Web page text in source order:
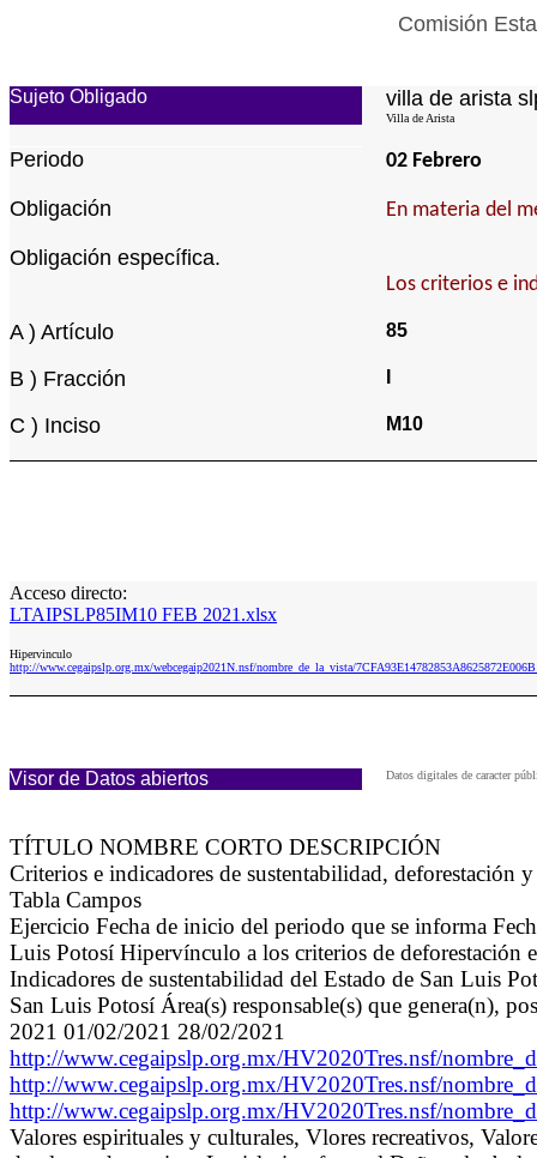
Comisión
Sujeto Obligado villa de arista
Villa de Arista
Periodo 02 Febrero
Obligación En materia del
Obligación específica.
Los criterios e
A ) Artículo 85
B ) Fracción
C ) Inciso M10
Acceso directo:
LTAIPSLP85IM10 FEB 2021.xlsx
Hipervinculo
http://www.cegaipslp.org.mx/webcegaip2021N.nsf/nombre_de_la_vista/
Visor de Datos abiertos Datos digitales de caracter
TÍTULO NOMBRE CORTO DESCRIPCIÓN
Criterios e indicadores de sustentabilidad,
Tabla Campos
Ejercicio Fecha de inicio del periodo que se informa
Luis Potosí Hipervínculo a los criterios de deforestación
Indicadores de sustentabilidad del Estado de San Luis
San Luis Potosí Área(s) responsable(s) que genera(n),
2021 01/02/2021 28/02/2021
http://www.cegaipslp.org.mx/HV2020Tres.nsf/
http://www.cegaipslp.org.mx/HV2020Tres.nsf/
http://www.cegaipslp.org.mx/HV2020Tres.nsf/
Valores espirituales y culturales, Vlores recreativos,